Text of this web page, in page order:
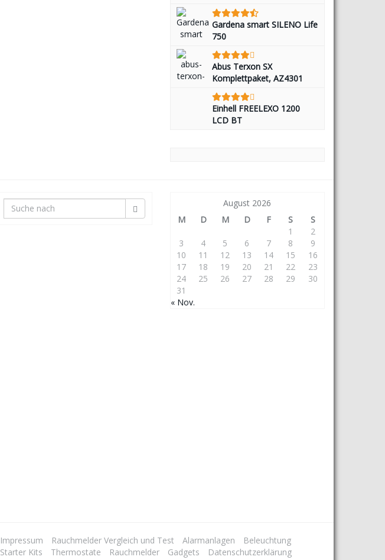
Gardena smart SILENO Life
750
Abus Terxon SX
Komplettpaket, AZ4301
Einhell FREELEXO 1200
LCD BT
August 2026
M
D M D F S
S
1
2
3
4 5 6 7 8
9
10
11 12 13 14 15
16
17
18 19 20 21 22
23
24
25 26 27 28 29
30
31
« Nov.
Impressum Rauchmelder Vergleich und Test Alarmanlagen
Beleuchtung
Starter Kits
Thermostate Rauchmelder Gadgets Datenschutzerklärung